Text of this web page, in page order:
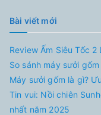
Bài viết mới
Review Ấm Siêu Tốc 2
So sánh máy sưởi
Máy sưởi gốm là gì?
Tin vui: Nồi chiên
nhất năm 2025